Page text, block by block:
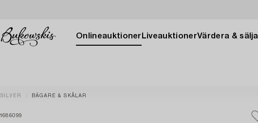
Onlineauktioner LiveauktionerVärdera & sälja
SILVER BÄGARE & SKÅLAR
1686099